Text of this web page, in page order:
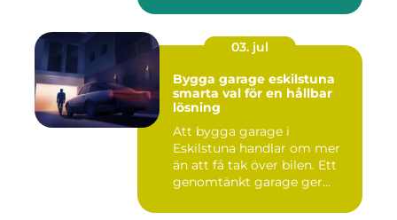
03. jul
Bygga garage eskilstuna
smarta val för en hållbar
lösning
Att bygga garage i
Eskilstuna handlar om mer
än att få tak över bilen. Ett
genomtänkt garage ger